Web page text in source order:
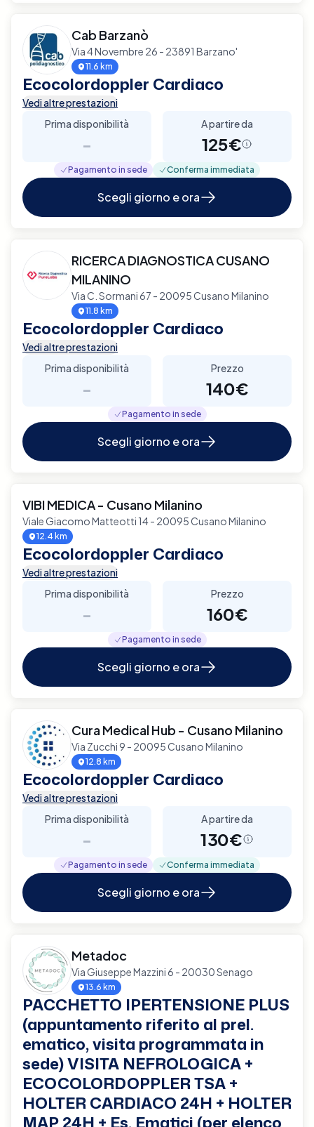
Cab Barzanò
Via 4 Novembre 26 - 23891 Barzano'
11.6 km
Ecocolordoppler Cardiaco
Vedi altre prestazioni
Prima disponibilità
-
A partire da
125€
Pagamento in sede Conferma immediata
Scegli giorno e ora
RICERCA DIAGNOSTICA CUSANO
MILANINO
Via C. Sormani 67 - 20095 Cusano Milanino
11.8 km
Ecocolordoppler Cardiaco
Vedi altre prestazioni
Prima disponibilità
-
Prezzo
140€
Pagamento in sede
Scegli giorno e ora
VIBI MEDICA - Cusano Milanino
Viale Giacomo Matteotti 14 - 20095 Cusano Milanino
12.4 km
Ecocolordoppler Cardiaco
Vedi altre prestazioni
Prima disponibilità
-
Prezzo
160€
Pagamento in sede
Scegli giorno e ora
Cura Medical Hub - Cusano Milanino
Via Zucchi 9 - 20095 Cusano Milanino
12.8 km
Ecocolordoppler Cardiaco
Vedi altre prestazioni
Prima disponibilità
-
A partire da
130€
Pagamento in sede Conferma immediata
Scegli giorno e ora
Metadoc
Via Giuseppe Mazzini 6 - 20030 Senago
13.6 km
PACCHETTO IPERTENSIONE PLUS
(appuntamento riferito al prel.
ematico, visita programmata in
sede) VISITA NEFROLOGICA +
ECOCOLORDOPPLER TSA +
HOLTER CARDIACO 24H + HOLTER
MAP 24H + Es. Ematici (per elenco